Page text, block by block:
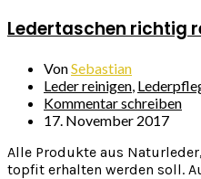
Ledertaschen richtig
VonSebastian
Leder reinigen
Kommentar schreiben
17. November 2017
Alle Produkte aus
topfit erhalten werden soll.